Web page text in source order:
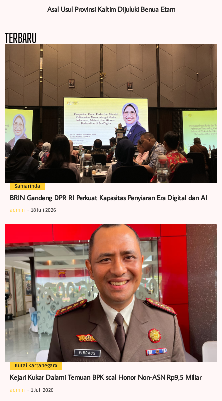
Asal Usul Provinsi Kaltim Dijuluki Benua Etam
TERBARU
Samarinda
BRIN Gandeng DPR RI Perkuat Kapasitas Penyiaran Era Digital dan AI
admin 18 Juli 2026
Kutai Kartanegara
Kejari Kukar Dalami Temuan BPK soal Honor Non-ASN Rp9,5 Miliar
admin 1 Juli 2026